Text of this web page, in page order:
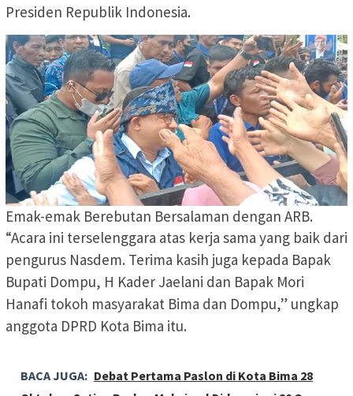
Presiden Republik Indonesia.
Emak-emak Berebutan Bersalaman dengan ARB.
“Acara ini terselenggara atas kerja sama yang baik dari
pengurus Nasdem. Terima kasih juga kepada Bapak
Bupati Dompu, H Kader Jaelani dan Bapak Mori
Hanafi tokoh masyarakat Bima dan Dompu,” ungkap
anggota DPRD Kota Bima itu.
BACA JUGA: Debat Pertama Paslon di Kota Bima 28